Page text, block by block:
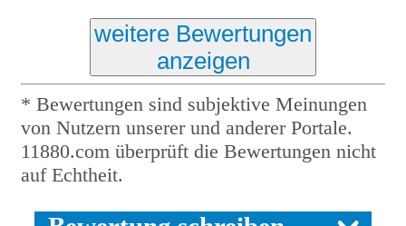
weitere Bewertungen
anzeigen
* Bewertungen sind subjektive Meinungen
von Nutzern unserer und anderer Portale.
11880.com überprüft die Bewertungen nicht
auf Echtheit.